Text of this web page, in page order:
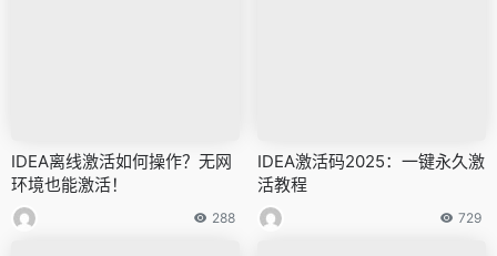
IDEA离线激活如何操作？无网
环境也能激活！
288
IDEA激活码2025：一键永久激
活教程
729